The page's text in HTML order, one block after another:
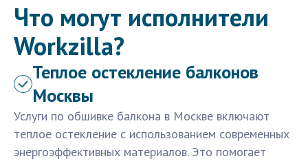
Что могут исполнители
Workzilla?
Теплое остекление балконов
Москвы
Услуги по обшивке балкона в Москве включают
теплое остекление с использованием современных
энергоэффективных материалов. Это помогает